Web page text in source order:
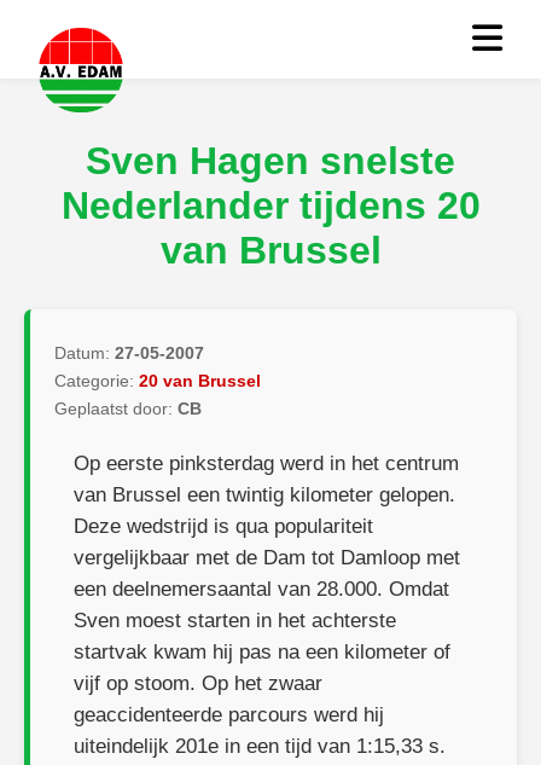
Sven Hagen snelste
Nederlander tijdens 20
van Brussel
Datum: 27-05-2007
Categorie: 20 van Brussel
Geplaatst door: CB
Op eerste pinksterdag werd in het centrum
van Brussel een twintig kilometer gelopen.
Deze wedstrijd is qua populariteit
vergelijkbaar met de Dam tot Damloop met
een deelnemersaantal van 28.000. Omdat
Sven moest starten in het achterste
startvak kwam hij pas na een kilometer of
vijf op stoom. Op het zwaar
geaccidenteerde parcours werd hij
uiteindelijk 201e in een tijd van 1:15,33 s.